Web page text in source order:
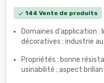
check 144 Vente de produits
Domaines d'application
décoratives ; industrie
Propriétés : bonne
usinabilité ; aspect